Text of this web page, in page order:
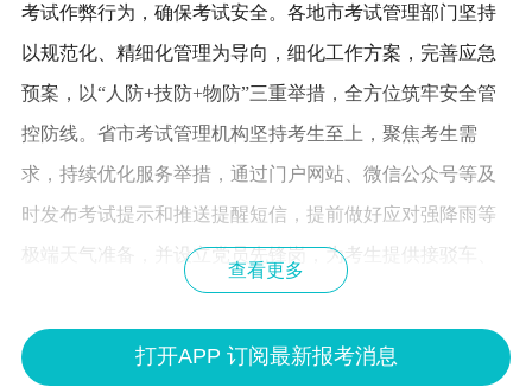
考试作弊行为，确保考试安全。各地市考试管理部门坚持
以规范化、精细化管理为导向，细化工作方案，完善应急
预案，以“人防+技防+物防”三重举措，全方位筑牢安全管
控防线。省市考试管理机构坚持考生至上，聚焦考生需
求，持续优化服务举措，通过门户网站、微信公众号等及
时发布考试提示和推送提醒短信，提前做好应对强降雨等
极端天气准备，并设立党员先锋岗，为考生提供接驳车、
候考室、雨具等暖心服务，营造良好考试环境。珠海等部
分地市为参加考试的残障人士等特殊需求考生设置绿色通
道和独立考场，让考试组织既有“力度”更有“温度”。
查看更多
打开APP 订阅最新报考消息